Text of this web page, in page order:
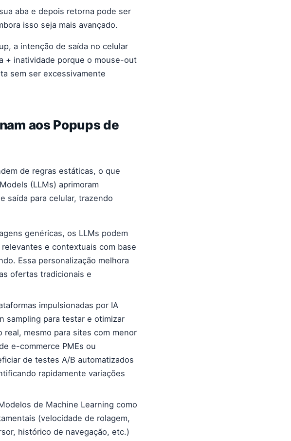
aba e depois retorna pode ser
isso seja mais avançado.
a intenção de saída no celular
+ inatividade porque o mouse-out
sem ser excessivamente
aos Popups de
de regras estáticas, o que
(LLMs) aprimoram
saída para celular, trazendo
genéricas, os LLMs podem
e contextuais com base
Essa personalização melhora
ofertas tradicionais e
impulsionadas por IA
sampling para testar e otimizar
mesmo para sites com menor
e-commerce PMEs ou
de testes A/B automatizados
rapidamente variações
de Machine Learning como
(velocidade de rolagem,
histórico de navegação, etc.)